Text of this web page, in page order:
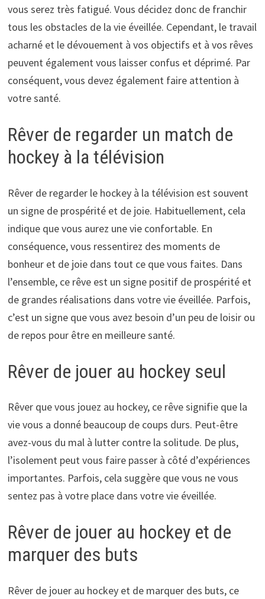
vous serez très fatigué. Vous décidez donc de franchir
tous les obstacles de la vie éveillée. Cependant, le travail
acharné et le dévouement à vos objectifs et à vos rêves
peuvent également vous laisser confus et déprimé. Par
conséquent, vous devez également faire attention à
votre santé.
Rêver de regarder un match de
hockey à la télévision
Rêver de regarder le hockey à la télévision est souvent
un signe de prospérité et de joie. Habituellement, cela
indique que vous aurez une vie confortable. En
conséquence, vous ressentirez des moments de
bonheur et de joie dans tout ce que vous faites. Dans
l’ensemble, ce rêve est un signe positif de prospérité et
de grandes réalisations dans votre vie éveillée. Parfois,
c’est un signe que vous avez besoin d’un peu de loisir ou
de repos pour être en meilleure santé.
Rêver de jouer au hockey seul
Rêver que vous jouez au hockey, ce rêve signifie que la
vie vous a donné beaucoup de coups durs. Peut-être
avez-vous du mal à lutter contre la solitude. De plus,
l’isolement peut vous faire passer à côté d’expériences
importantes. Parfois, cela suggère que vous ne vous
sentez pas à votre place dans votre vie éveillée.
Rêver de jouer au hockey et de
marquer des buts
Rêver de jouer au hockey et de marquer des buts, ce